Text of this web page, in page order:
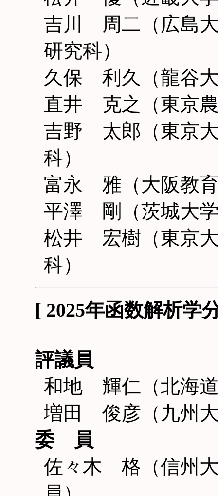
吉川 周二（広島
研究科）
久保 利久（龍谷
直井 克之（東京
吉野 太郎（東京
科）
富永 雅（大阪教
平澤 剛（茨城大
松井 宏樹（東京
科）
[ 2025年函数解析
評議員
和地 輝仁（北海
増田 俊彦（九州
委 員
佐々木 格（信州